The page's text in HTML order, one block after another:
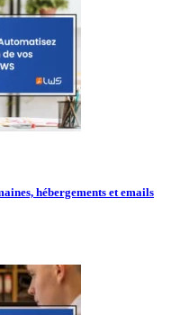
hébergements et emails